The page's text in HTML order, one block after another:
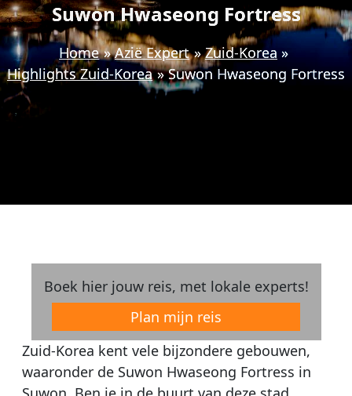
Suwon Hwaseong Fortress
Home Azië Expert
Zuid-Korea
Highlights Zuid-Korea
Suwon Hwaseong Fortress
Boek hier jouw reis, met lokale experts!
Plan mijn reis
Zuid-Korea kent vele bijzondere gebouwen,
waaronder de Suwon Hwaseong Fortress in